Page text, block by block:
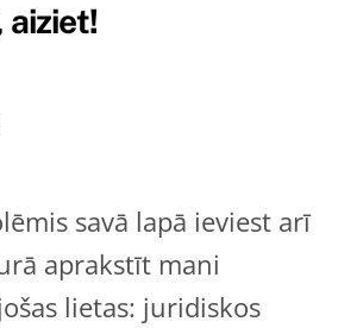
aiziet!
savā lapā ieviest arī
aprakstīt mani
lietas: juridiskos